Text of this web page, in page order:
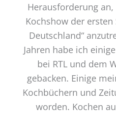
Herausforderung
Kochshow der ersten
Deutschland“
Jahren habe ich
bei RTL und dem
gebacken. Einige
Kochbüchern und
worden. Kochen